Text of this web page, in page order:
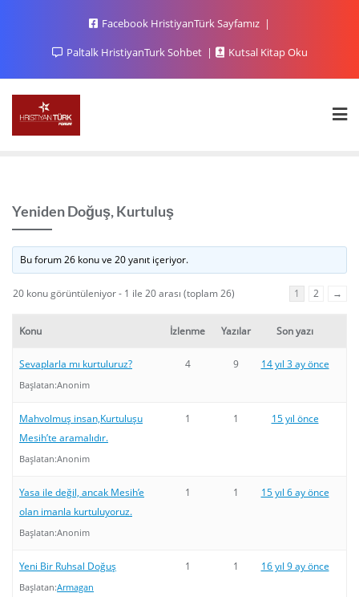
Facebook HristiyanTürk Sayfamız
Paltalk HristiyanTurk Sohbet
Kutsal Kitap Oku
Yeniden Doğuş, Kurtuluş
Bu forum 26 konu ve 20 yanıt içeriyor.
20 konu görüntüleniyor - 1 ile 20 arası (toplam 26) 1 2 →
Konu İzlenme Yazılar Son yazı
Sevaplarla mı kurtuluruz?
Başlatan:Anonim
4 9 14 yıl 3 ay önce
Mahvolmuş insan,Kurtuluşu
Mesih’te aramalıdır.
Başlatan:Anonim
1 1 15 yıl önce
Yasa ile değil, ancak Mesih’e
olan imanla kurtuluyoruz.
Başlatan:Anonim
1 1 15 yıl 6 ay önce
Yeni Bir Ruhsal Doğuş
Başlatan:Armagan
1 1 16 yıl 9 ay önce